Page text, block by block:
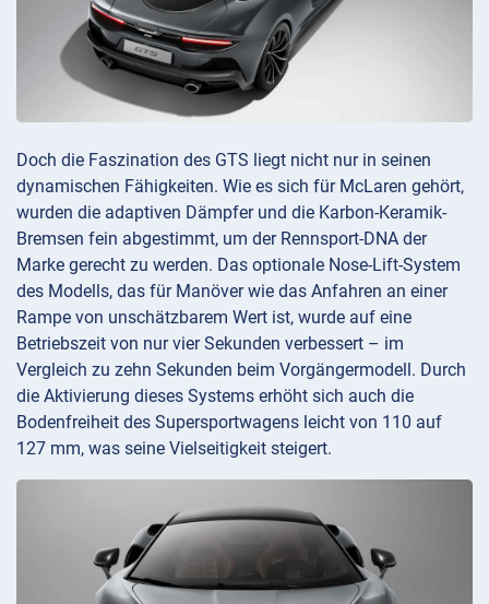
Doch die Faszination des GTS liegt nicht nur in seinen
dynamischen Fähigkeiten. Wie es sich für McLaren gehört,
wurden die adaptiven Dämpfer und die Karbon-Keramik-
Bremsen fein abgestimmt, um der Rennsport-DNA der
Marke gerecht zu werden. Das optionale Nose-Lift-System
des Modells, das für Manöver wie das Anfahren an einer
Rampe von unschätzbarem Wert ist, wurde auf eine
Betriebszeit von nur vier Sekunden verbessert – im
Vergleich zu zehn Sekunden beim Vorgängermodell. Durch
die Aktivierung dieses Systems erhöht sich auch die
Bodenfreiheit des Supersportwagens leicht von 110 auf
127 mm, was seine Vielseitigkeit steigert.